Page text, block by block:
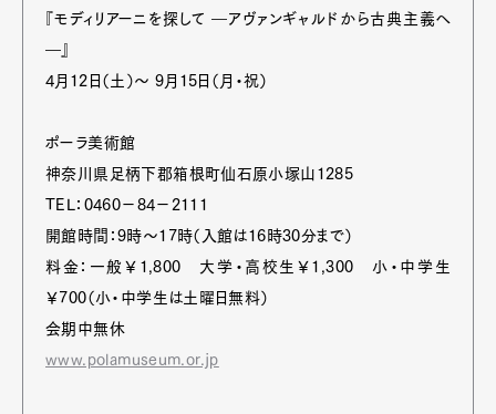
『モディリアーニを探して ―アヴァンギャルドから古典主義へ
―』
4月12日（土）～ 9月15日（月・祝）
ポーラ美術館
神奈川県足柄下郡箱根町仙石原小塚山1285
TEL：0460−84−2111
開館時間：9時～17時（入館は16時30分まで）
料金：一般￥1,800 大学・高校生￥1,300 小・中学生
￥700（小・中学生は土曜日無料）
会期中無休
www.polamuseum.or.jp